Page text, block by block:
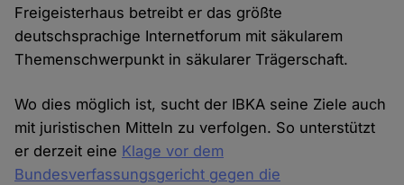
Freigeisterhaus betreibt er das größte
deutschsprachige Internetforum mit säkularem
Themenschwerpunkt in säkularer Trägerschaft.
Wo dies möglich ist, sucht der IBKA seine Ziele auch
mit juristischen Mitteln zu verfolgen. So unterstützt
er derzeit eine Klage vor dem
Bundesverfassungsgericht gegen die